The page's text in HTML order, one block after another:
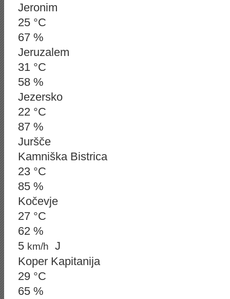
Jeronim
25 °C
67 %
Jeruzalem
31 °C
58 %
Jezersko
22 °C
87 %
Juršče
Kamniška Bistrica
23 °C
85 %
Kočevje
27 °C
62 %
5 km/h
J
Koper Kapitanija
29 °C
65 %